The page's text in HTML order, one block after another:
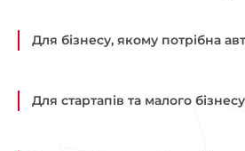
Для бізнесу, якому потрібна
Для стартапів та малого бізнесу